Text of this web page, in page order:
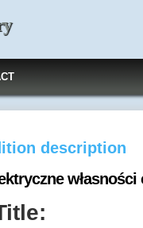
description